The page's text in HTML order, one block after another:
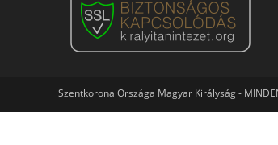
Szentkorona Országa Magyar Királyság -